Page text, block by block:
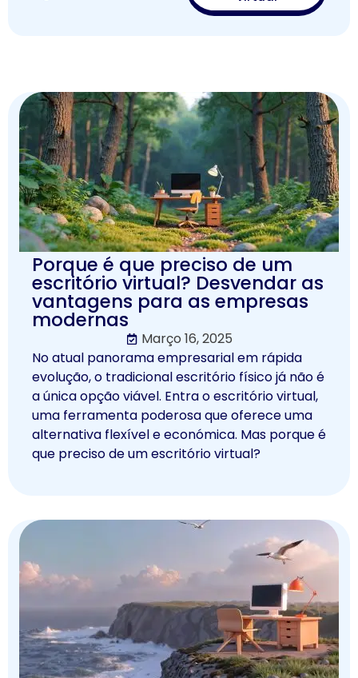
Porque é que preciso de um
escritório virtual? Desvendar as
vantagens para as empresas
modernas
Março 16, 2025
No atual panorama empresarial em rápida
evolução, o tradicional escritório físico já não é
a única opção viável. Entra o escritório virtual,
uma ferramenta poderosa que oferece uma
alternativa flexível e económica. Mas porque é
que preciso de um escritório virtual?